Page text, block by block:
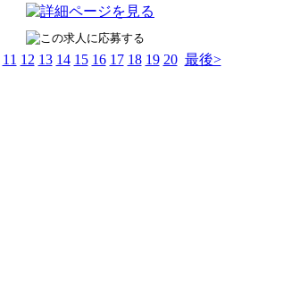
11 12 13 14 15 16 17 18 19 20 最後>